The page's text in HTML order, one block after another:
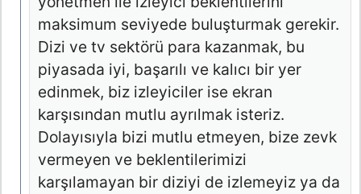
maksimum seviyede buluşturmak gerekir.
Dizi ve tv sektörü para kazanmak, bu
piyasada iyi, başarılı ve kalıcı bir yer
edinmek, biz izleyiciler ise ekran
karşısından mutlu ayrılmak isteriz.
Dolayısıyla bizi mutlu etmeyen, bize zevk
vermeyen ve beklentilerimizi
karşılamayan bir diziyi de izlemeyiz ya da